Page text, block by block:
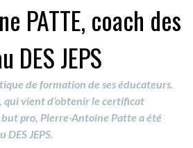
PATTE, coach des
DES JEPS
de formation de ses éducateurs.
qui vient d’obtenir le certificat
pro, Pierre-Antoine Patte a été
JEPS.